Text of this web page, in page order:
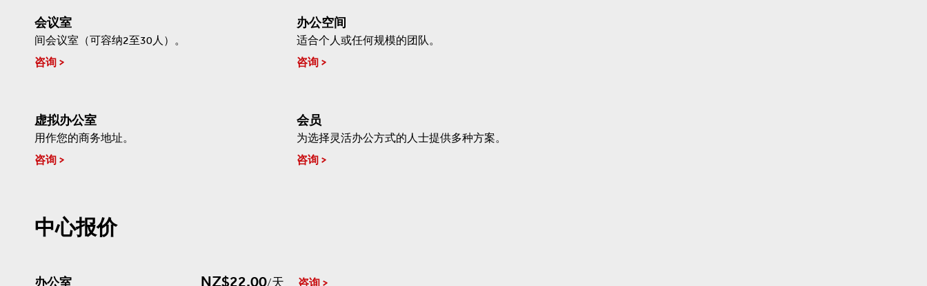
会议室
间会议室（可容纳2至30人）。
咨询
办公空间
适合个人或任何规模的团队。
咨询
虚拟办公室
用作您的商务地址。
咨询
会员
为选择灵活办公方式的人士提供多种方案。
咨询
中心报价
办公室 NZ$22.00/天 咨询